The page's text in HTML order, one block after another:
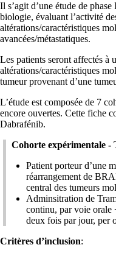
Il s’agit d’une étude de
biologie, évaluant l’activité
altérations/caractéristiques
avancées/métastatiques.
Les patients seront affectés à
altérations/caractéristiques
tumeur provenant d’une
L’étude est composée de 7
encore ouvertes. Cette fiche
Dabrafénib.
Cohorte expérimentale
Patient porteur d’une
réarrangement de
central des tumeurs
Adminsitration de
continu, par voie orale
deux fois par jour, per
Critères d’inclusion: